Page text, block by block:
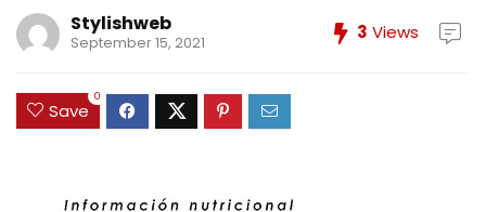
Stylishweb
September 15, 2021 3 Views
Save
0